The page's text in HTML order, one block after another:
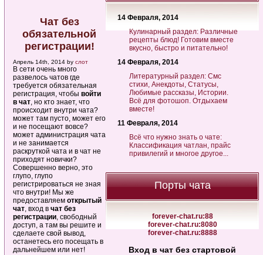
14 Февраля, 2014
Кулинарный раздел: Различные
рецепты блюд! Готовим вместе
вкусно, быстро и питательно!
14 Февраля, 2014
Литературный раздел: Смс
стихи, Анекдоты, Статусы,
Любимые рассказы, Истории.
Всё для фотошоп. Отдыхаем
вместе!
11 Февраля, 2014
Всё что нужно знать о чате:
Классификация чатлан, прайс
привилегий и многое другое...
Порты чата
forever-chat.ru:88
forever-chat.ru:8080
forever-chat.ru:8888
Вход в чат без стартовой
Чат без
обязательной
регистрации!
Апрель 14th, 2014 by слот
В сети очень много
развелось чатов где
требуется обязательная
регистрация, чтобы войти
в чат, но кто знает, что
происходит внутри чата?
может там пусто, может его
и не посещают вовсе?
может администрация чата
и не занимается
раскруткой чата и в чат не
приходят новички?
Совершенно верно, это
глупо, глупо
регистрироваться не зная
что внутри! Мы же
предоставляем открытый
чат, вход в чат без
регистрации, свободный
доступ, а там вы решите и
сделаете свой вывод,
останетесь его посещать в
дальнейшем или нет!